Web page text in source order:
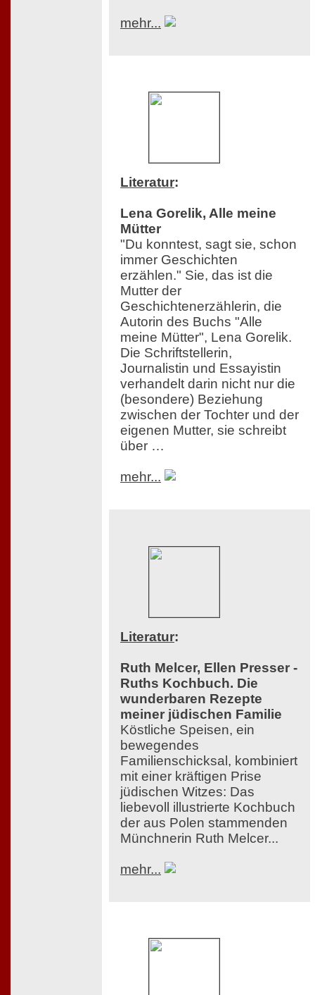
mehr...
Literatur:
Lena Gorelik, Alle meine
Mütter
"Du konntest, sagt sie, schon
immer Geschichten
erzählen." Sie, das ist die
Mutter der
Geschichtenerzählerin, die
Autorin des Buchs "Alle
meine Mütter", Lena Gorelik.
Die Schriftstellerin,
Journalistin und Essayistin
verhandelt darin nicht nur die
(besondere) Beziehung
zwischen der Tochter und der
eigenen Mutter, sie schreibt
über …
mehr...
Literatur:
Ruth Melcer, Ellen Presser -
Ruths Kochbuch. Die
wunderbaren Rezepte
meiner jüdischen Familie
Köstliche Speisen, ein
bewegendes
Familienschicksal, kombiniert
mit einer kräftigen Prise
jüdischen Witzes: Das
liebevoll illustrierte Kochbuch
der aus Polen stammenden
Münchnerin Ruth Melcer...
mehr...